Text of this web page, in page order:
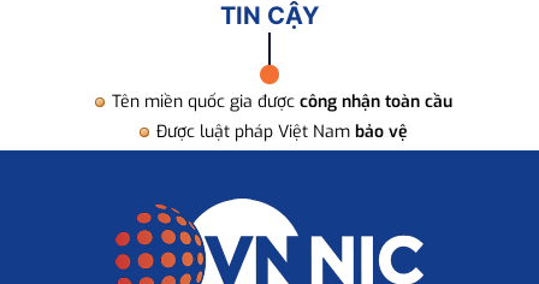
TIN CẬY
Tên miền quốc gia được công nhận toàn cầu
Được luật pháp Việt Nam bảo vệ